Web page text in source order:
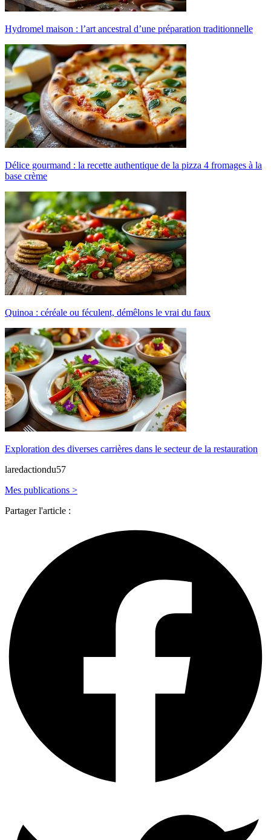
Hydromel maison : l’art ancestral d’une préparation traditionnelle
Délice gourmand : la recette authentique de la pizza 4 fromages à la
base crème
Quinoa : céréale ou féculent, démêlons le vrai du faux
Exploration des diverses carrières dans le secteur de la restauration
laredactiondu57
Mes publications >
Partager l'article :